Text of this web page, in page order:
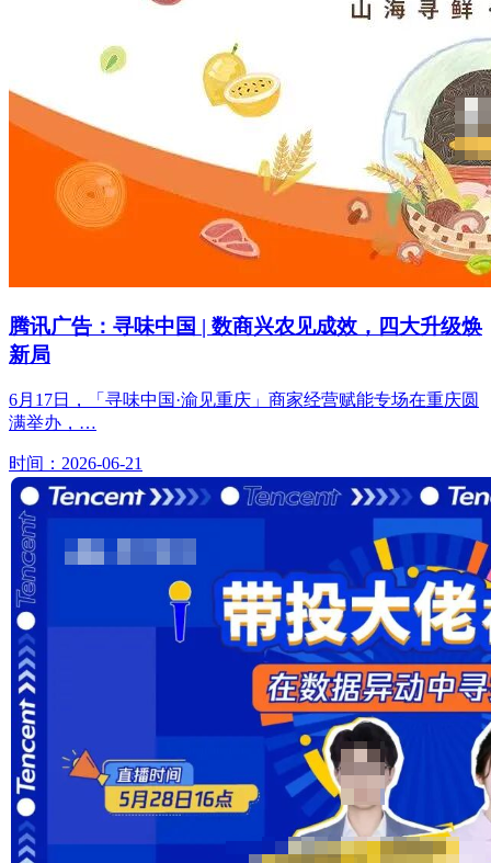
腾讯广告：寻味中国 | 数商兴农见成效，四大升级焕
新局
6月17日，「寻味中国·渝见重庆」商家经营赋能专场在重庆圆
满举办，…
时间：2026-06-21